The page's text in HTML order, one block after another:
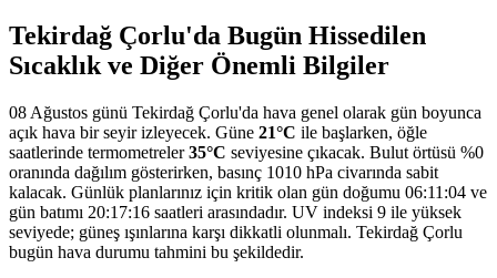
Tekirdağ Çorlu'da Bugün Hissedilen
Sıcaklık ve Diğer Önemli Bilgiler
08 Ağustos günü Tekirdağ Çorlu'da hava genel olarak gün boyunca
açık hava bir seyir izleyecek. Güne 21°C ile başlarken, öğle
saatlerinde termometreler35°C seviyesine çıkacak. Bulut örtüsü %0
oranında dağılım gösterirken, basınç 1010 hPa civarında sabit
kalacak. Günlük planlarınız için kritik olan gün doğumu 06:11:04 ve
gün batımı 20:17:16 saatleri arasındadır. UV indeksi 9 ile yüksek
seviyede; güneş ışınlarına karşı dikkatli olunmalı. Tekirdağ Çorlu
bugün hava durumu tahmini bu şekildedir.